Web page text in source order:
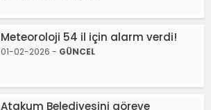
Meteoroloji 54 il için alarm verdi!
01-02-2026 - GÜNCEL
Atakum Belediyesini göreve